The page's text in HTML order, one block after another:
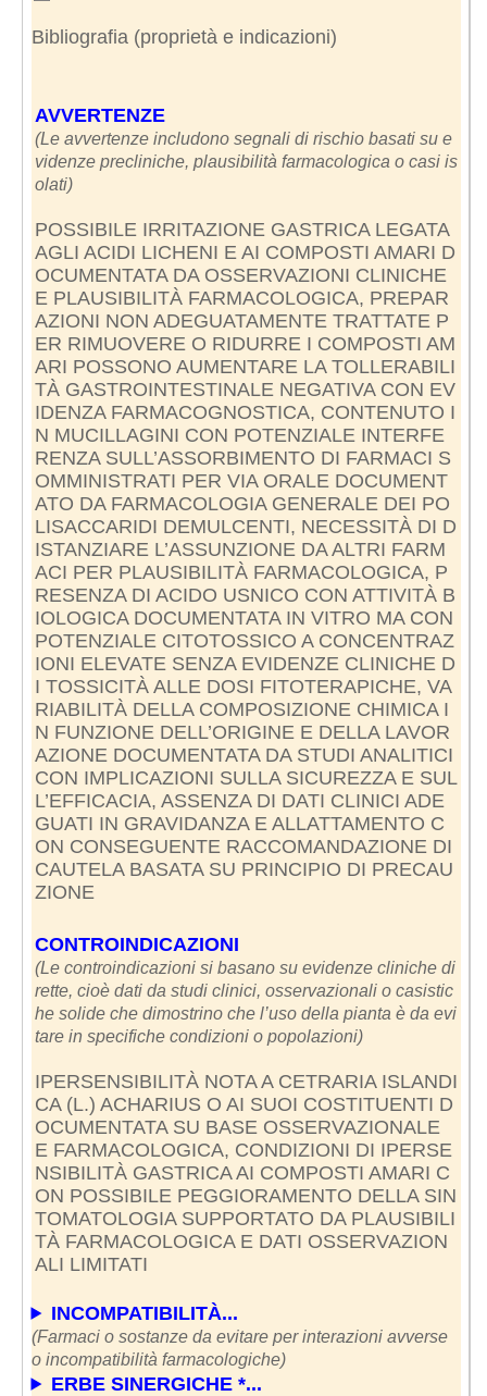
Bibliografia (proprietà e indicazioni)
AVVERTENZE
(Le avvertenze includono segnali di rischio basati su e
videnze precliniche, plausibilità farmacologica o casi is
olati)
POSSIBILE IRRITAZIONE GASTRICA LEGATA
AGLI ACIDI LICHENI E AI COMPOSTI AMARI D
OCUMENTATA DA OSSERVAZIONI CLINICHE
E PLAUSIBILITÀ FARMACOLOGICA, PREPAR
AZIONI NON ADEGUATAMENTE TRATTATE P
ER RIMUOVERE O RIDURRE I COMPOSTI AM
ARI POSSONO AUMENTARE LA TOLLERABILI
TÀ GASTROINTESTINALE NEGATIVA CON EV
IDENZA FARMACOGNOSTICA, CONTENUTO I
N MUCILLAGINI CON POTENZIALE INTERFE
RENZA SULL’ASSORBIMENTO DI FARMACI S
OMMINISTRATI PER VIA ORALE DOCUMENT
ATO DA FARMACOLOGIA GENERALE DEI PO
LISACCARIDI DEMULCENTI, NECESSITÀ DI D
ISTANZIARE L’ASSUNZIONE DA ALTRI FARM
ACI PER PLAUSIBILITÀ FARMACOLOGICA, P
RESENZA DI ACIDO USNICO CON ATTIVITÀ B
IOLOGICA DOCUMENTATA IN VITRO MA CON
POTENZIALE CITOTOSSICO A CONCENTRAZ
IONI ELEVATE SENZA EVIDENZE CLINICHE D
I TOSSICITÀ ALLE DOSI FITOTERAPICHE, VA
RIABILITÀ DELLA COMPOSIZIONE CHIMICA I
N FUNZIONE DELL’ORIGINE E DELLA LAVOR
AZIONE DOCUMENTATA DA STUDI ANALITICI
CON IMPLICAZIONI SULLA SICUREZZA E SUL
L’EFFICACIA, ASSENZA DI DATI CLINICI ADE
GUATI IN GRAVIDANZA E ALLATTAMENTO C
ON CONSEGUENTE RACCOMANDAZIONE DI
CAUTELA BASATA SU PRINCIPIO DI PRECAU
ZIONE
CONTROINDICAZIONI
(Le controindicazioni si basano su evidenze cliniche di
rette, cioè dati da studi clinici, osservazionali o casistic
he solide che dimostrino che l’uso della pianta è da evi
tare in specifiche condizioni o popolazioni)
IPERSENSIBILITÀ NOTA A CETRARIA ISLANDI
CA (L.) ACHARIUS O AI SUOI COSTITUENTI D
OCUMENTATA SU BASE OSSERVAZIONALE
E FARMACOLOGICA, CONDIZIONI DI IPERSE
NSIBILITÀ GASTRICA AI COMPOSTI AMARI C
ON POSSIBILE PEGGIORAMENTO DELLA SIN
TOMATOLOGIA SUPPORTATO DA PLAUSIBILI
TÀ FARMACOLOGICA E DATI OSSERVAZION
ALI LIMITATI
INCOMPATIBILITÀ...
(Farmaci o sostanze da evitare per interazioni avverse
o incompatibilità farmacologiche)
ERBE SINERGICHE *...